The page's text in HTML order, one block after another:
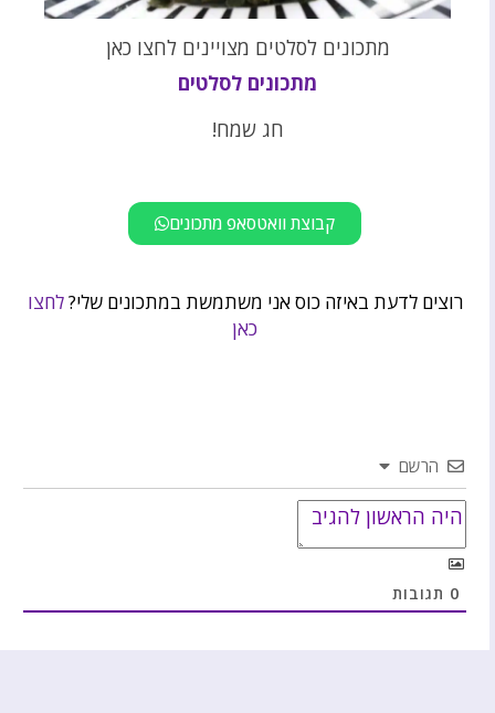
מתכונים לסלטים מצויינים לחצו כאן
מתכונים לסלטים
חג שמח!
קבוצת וואטסאפ מתכונים
רוצים לדעת באיזה כוס אני משתמשת במתכונים שלי?לחצו
כאן
הרשם
0 תגובות